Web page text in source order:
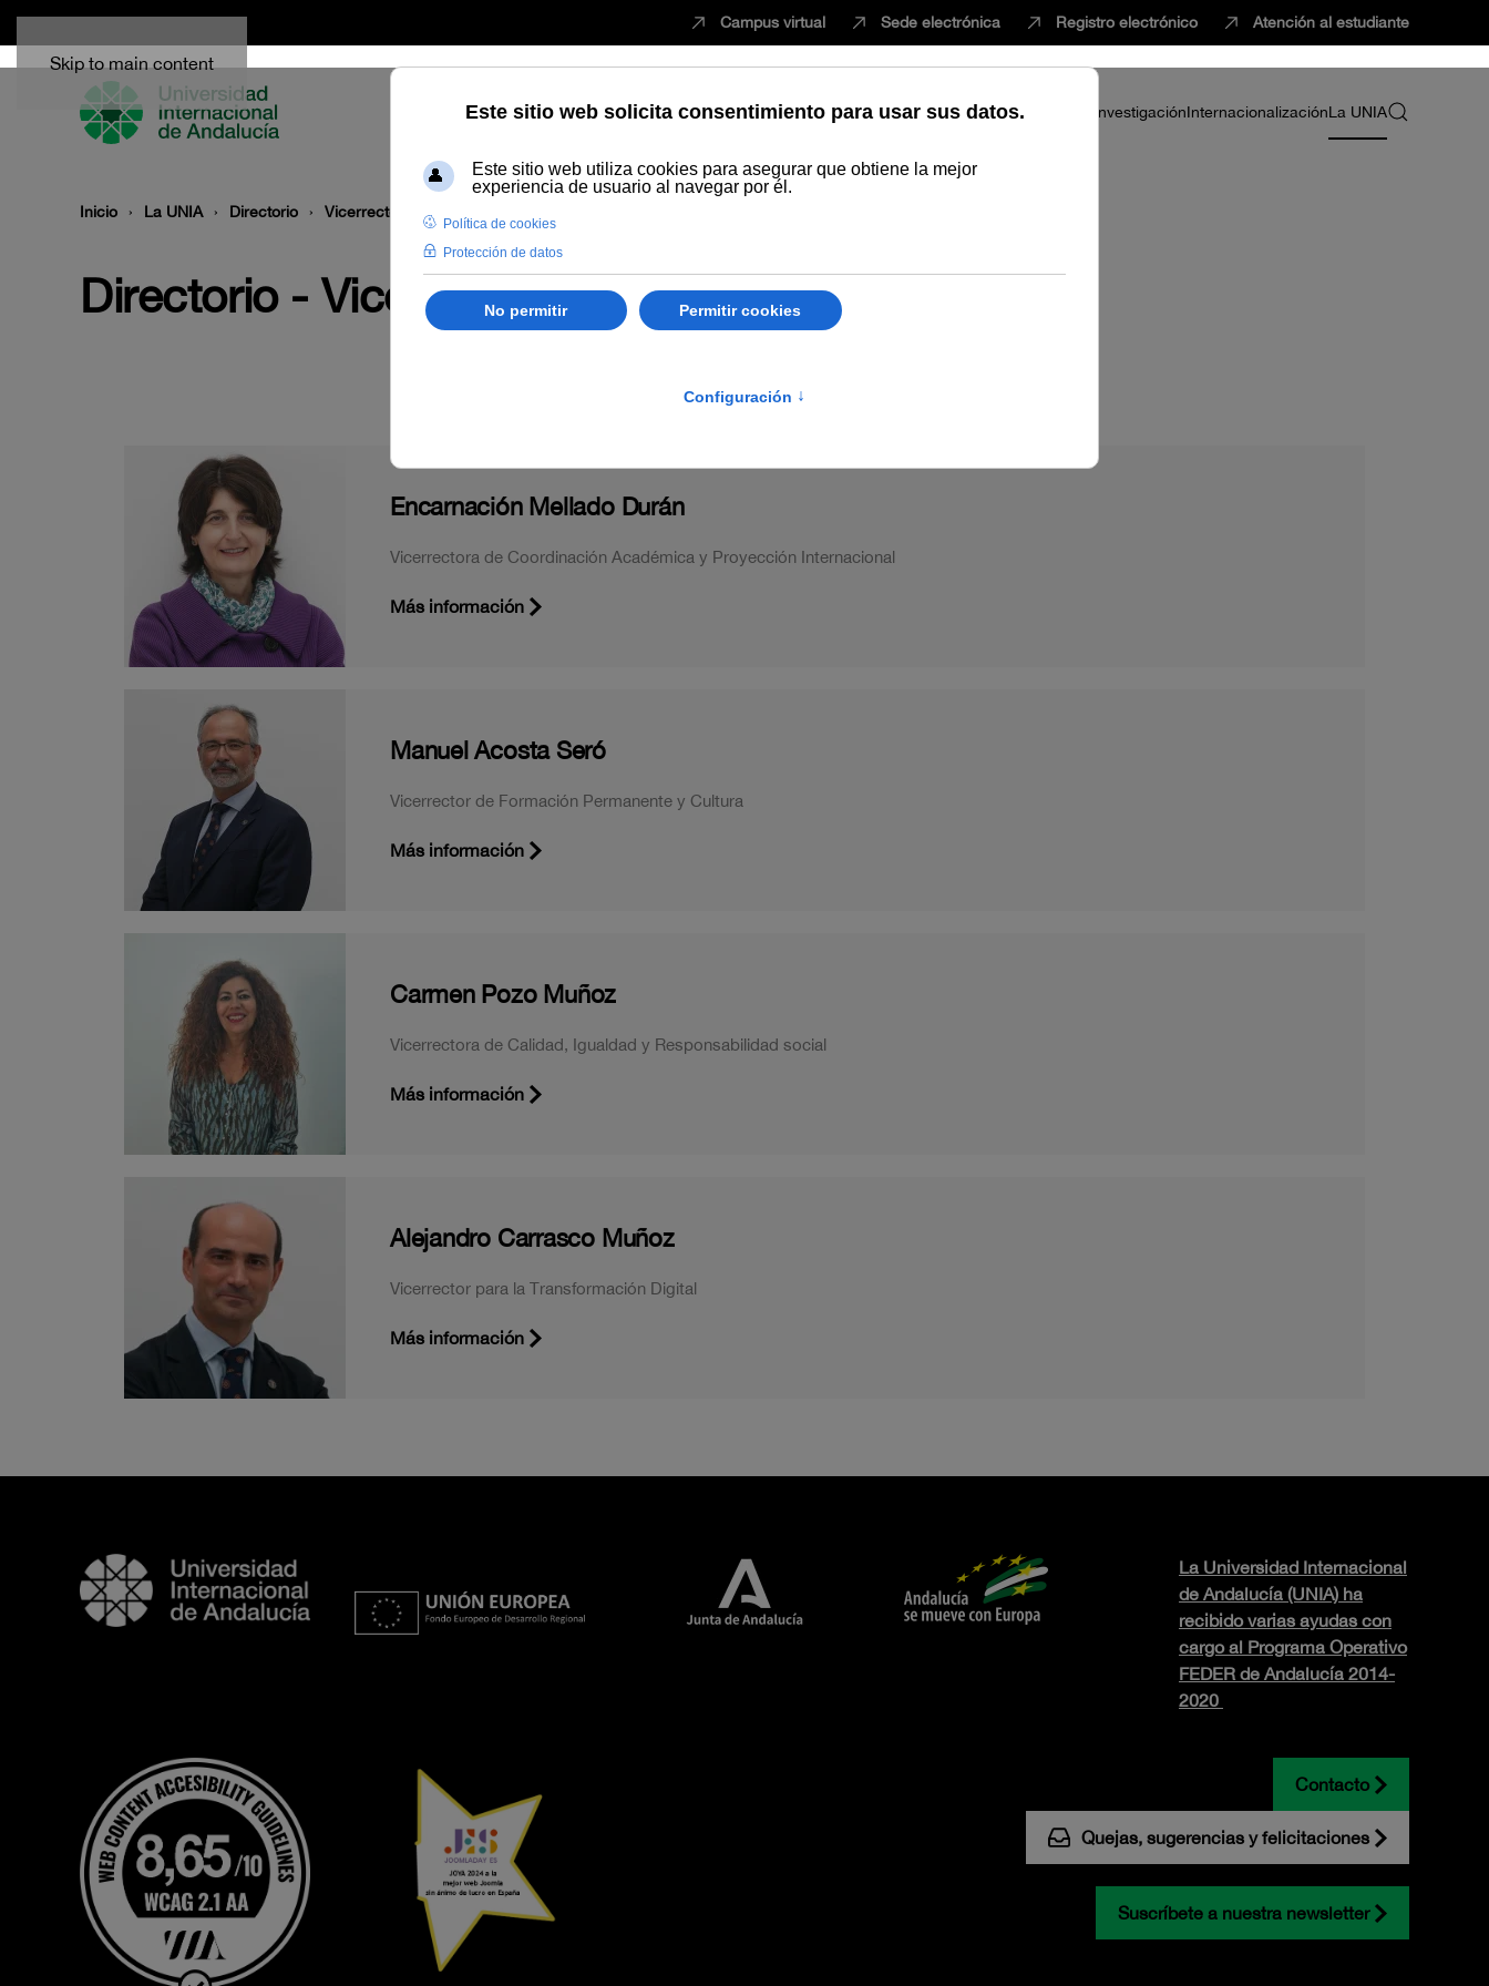
Skip to main content
Campus virtual Sede electrónica Registro electrónico Atención al estudiante
EstudiarInnovaciónVida universitariaProfesorado InvestigaciónInternacionalizaciónLa UNIA
Inicio La UNIA Directorio Vicerrectorados
Directorio - Vicerrectorados
Encarnación Mellado Durán
Vicerrectora de Coordinación Académica y Proyección Internacional
Más información
Manuel Acosta Seró
Vicerrector de Formación Permanente y Cultura
Más información
Carmen Pozo Muñoz
Vicerrectora de Calidad, Igualdad y Responsabilidad social
Más información
Alejandro Carrasco Muñoz
Vicerrector para la Transformación Digital
Más información
La Universidad Internacional
de Andalucía (UNIA) ha
recibido varias ayudas con
cargo al Programa Operativo
FEDER de Andalucía 2014-
2020
Contacto
Quejas, sugerencias y felicitaciones
Suscríbete a nuestra newsletter